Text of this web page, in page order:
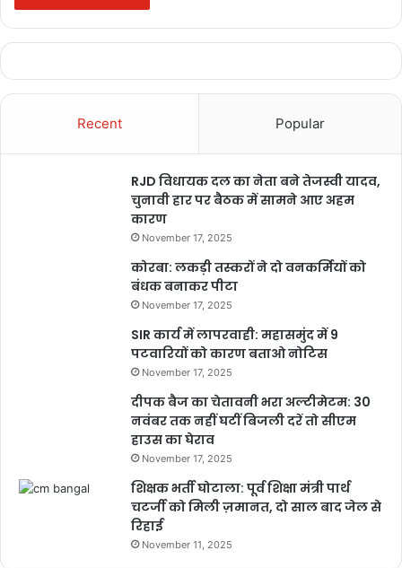
parel workshop ganpati aagman 2024
radha radha krishan bhajan
radha krishna radha krishna arati song
radha krishna episode radha krishna idol
radha krishna mashup
radha krishna mashup 2023
radha krishna murti radha krishna serial
radha krishna song
radha krishna song arati
radhe krishna songmumbai ganpati aagman
2024
shri krishan govind hare | radha krishna |
bhakti
Recent Popular
RJD विधायक दल का नेता बने तेजस्वी यादव,
चुनावी हार पर बैठक में सामने आए अहम
कारण
November 17, 2025
कोरबा: लकड़ी तस्करों ने दो वनकर्मियों को
बंधक बनाकर पीटा
November 17, 2025
SIR कार्य में लापरवाही: महासमुंद में 9
पटवारियों को कारण बताओ नोटिस
November 17, 2025
दीपक बैज का चेतावनी भरा अल्टीमेटम: 30
नवंबर तक नहीं घटीं बिजली दरें तो सीएम
हाउस का घेराव
November 17, 2025
शिक्षक भर्ती घोटाला: पूर्व शिक्षा मंत्री पार्थ
चटर्जी को मिली ज़मानत, दो साल बाद जेल से
रिहाई
November 11, 2025